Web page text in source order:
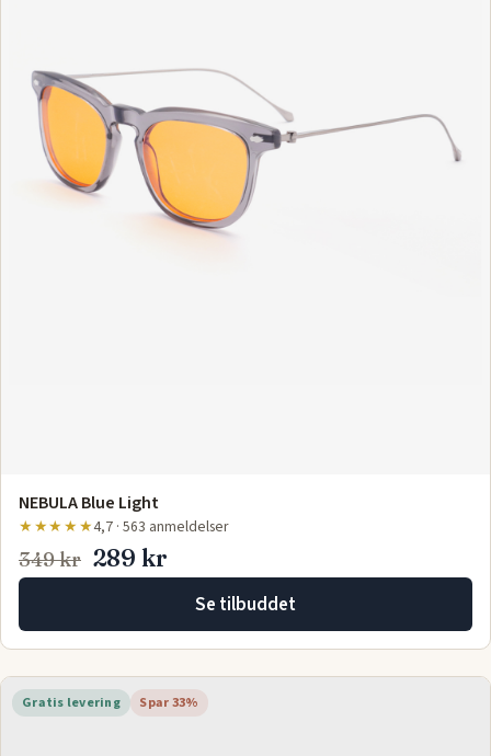
NEBULA Blue Light
★★★★★4,7 · 563 anmeldelser
349 kr 289 kr
Se tilbuddet
Gratis levering Spar 33%